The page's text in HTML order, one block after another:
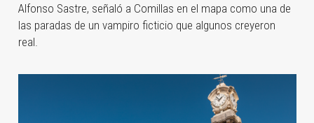
Alfonso Sastre, señaló a Comillas en el mapa como una de
las paradas de un vampiro ficticio que algunos creyeron
real.